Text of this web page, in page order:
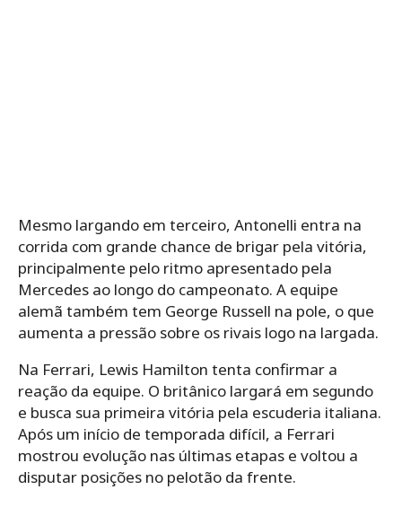
Mesmo largando em terceiro, Antonelli entra na
corrida com grande chance de brigar pela vitória,
principalmente pelo ritmo apresentado pela
Mercedes ao longo do campeonato. A equipe
alemã também tem George Russell na pole, o que
aumenta a pressão sobre os rivais logo na largada.
Na Ferrari, Lewis Hamilton tenta confirmar a
reação da equipe. O britânico largará em segundo
e busca sua primeira vitória pela escuderia italiana.
Após um início de temporada difícil, a Ferrari
mostrou evolução nas últimas etapas e voltou a
disputar posições no pelotão da frente.